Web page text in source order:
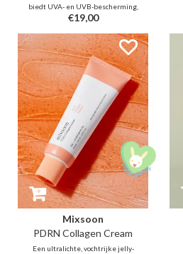
biedt UVA- en UVB-bescherming,
terwijl het de huidbarrière
versterkt met Pine Tree Extract
(dennennaaldenextract), een 8-
peptidecomplex en ceramiden
voor een kalmerend en
hydraterend effect.
€19,00
Mixsoon
PDRN Collagen Cream
Een ultralichte, vochtrijke jelly-